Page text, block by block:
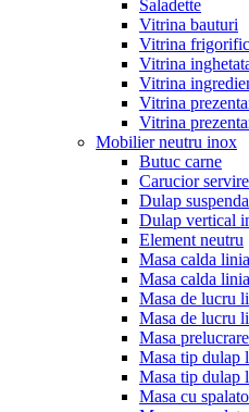
Saladette
Vitrina bauturi
Vitrina
Vitrina
Vitrina
Vitrina
Vitrina
Mobilier neutru inox
Butuc carne
Carucior
Dulap
Dulap vertical
Element neutru
Masa calda
Masa calda
Masa de lucru
Masa de lucru
Masa
Masa tip dulap
Masa tip dulap
Masa cu